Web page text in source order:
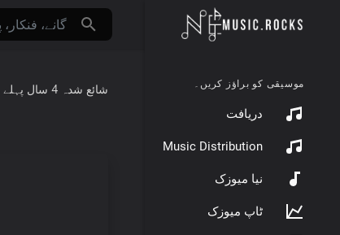
موسیقی کو براؤز کریں۔
دریافت
Music Distribution
نیا میوزک
ٹاپ میوزک
شائع شدہ 4 سال پہلے